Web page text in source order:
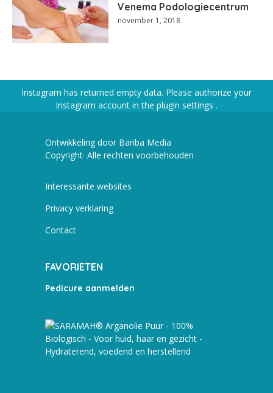
Venema Podologiecentrum
november 1, 2018
Instagram has returned empty data. Please authorize your
Instagram account in the plugin settings .
Ontwikkeling door Bariba Media
Copyright· Alle rechten voorbehouden
Interessante websites
Privacy verklaring
Contact
FAVORIETEN
Pedicure aanmelden